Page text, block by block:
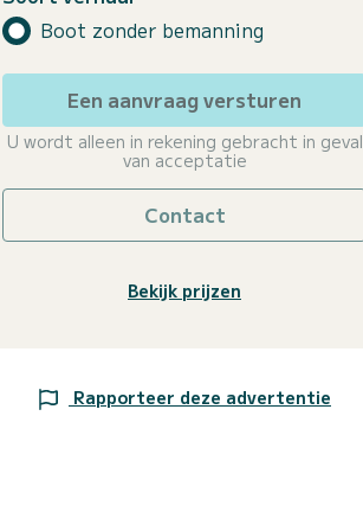
Boot zonder bemanning
Een aanvraag versturen
U wordt alleen in rekening gebracht in geval
van acceptatie
Contact
Bekijk prijzen
Rapporteer deze advertentie